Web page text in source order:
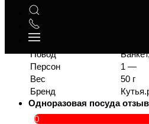
посуда - цена 119 руб.
(стоимость доставки
Время приготовления
Срок годности
Повод
Персон
1 —
Вес
50 г
Бренд
Одноразовая посуда
0